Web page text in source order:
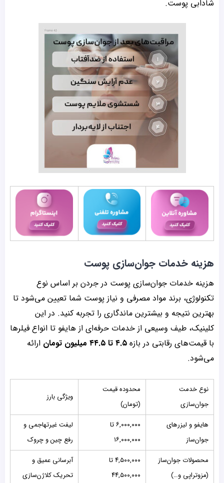
شادابی پوست.
هزینه خدمات جوان‌سازی پوست
هزینه خدمات جوان‌سازی پوست در جردن بر اساس نوع
تکنولوژی، برند مواد مصرفی و نیاز پوست شما تعیین می‌شود تا
بهترین نتیجه و بیشترین ماندگاری را تجربه کنید. در این
کلینیک، طیف وسیعی از خدمات حرفه‌ای از هایفو تا انواع فیلرها
با قیمت‌های رقابتی در بازه ۴.۵ تا ۴۴.۵ میلیون تومان
ارائه
می‌شود.
نوع خدمت
جوان‌سازی
محدوده قیمت
(تومان)
ویژگی بارز
هایفو و لیزرهای
جوان‌ساز
۶,۰۰۰,۰۰۰ تا
۱۶,۰۰۰,۰۰۰
لیفت غیرتهاجمی و
رفع چین و چروک
محصولات جوان‌ساز
(مزوتراپی و…)
۴,۵۰۰,۰۰۰ تا
۴۴,۵۰۰,۰۰۰
آبرسانی عمیق و
تحریک کلاژن‌سازی